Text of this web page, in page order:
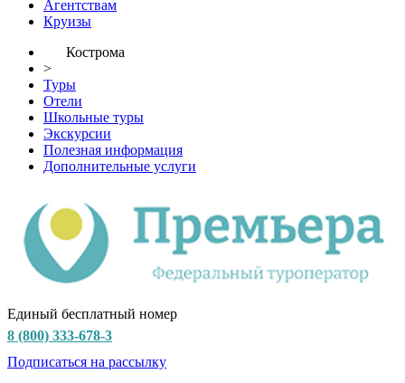
Агентствам
Круизы
Кострома
>
Туры
Отели
Школьные туры
Экскурсии
Полезная информация
Дополнительные услуги
Единый бесплатный номер
8 (800) 333-678-3
Подписаться на рассылку